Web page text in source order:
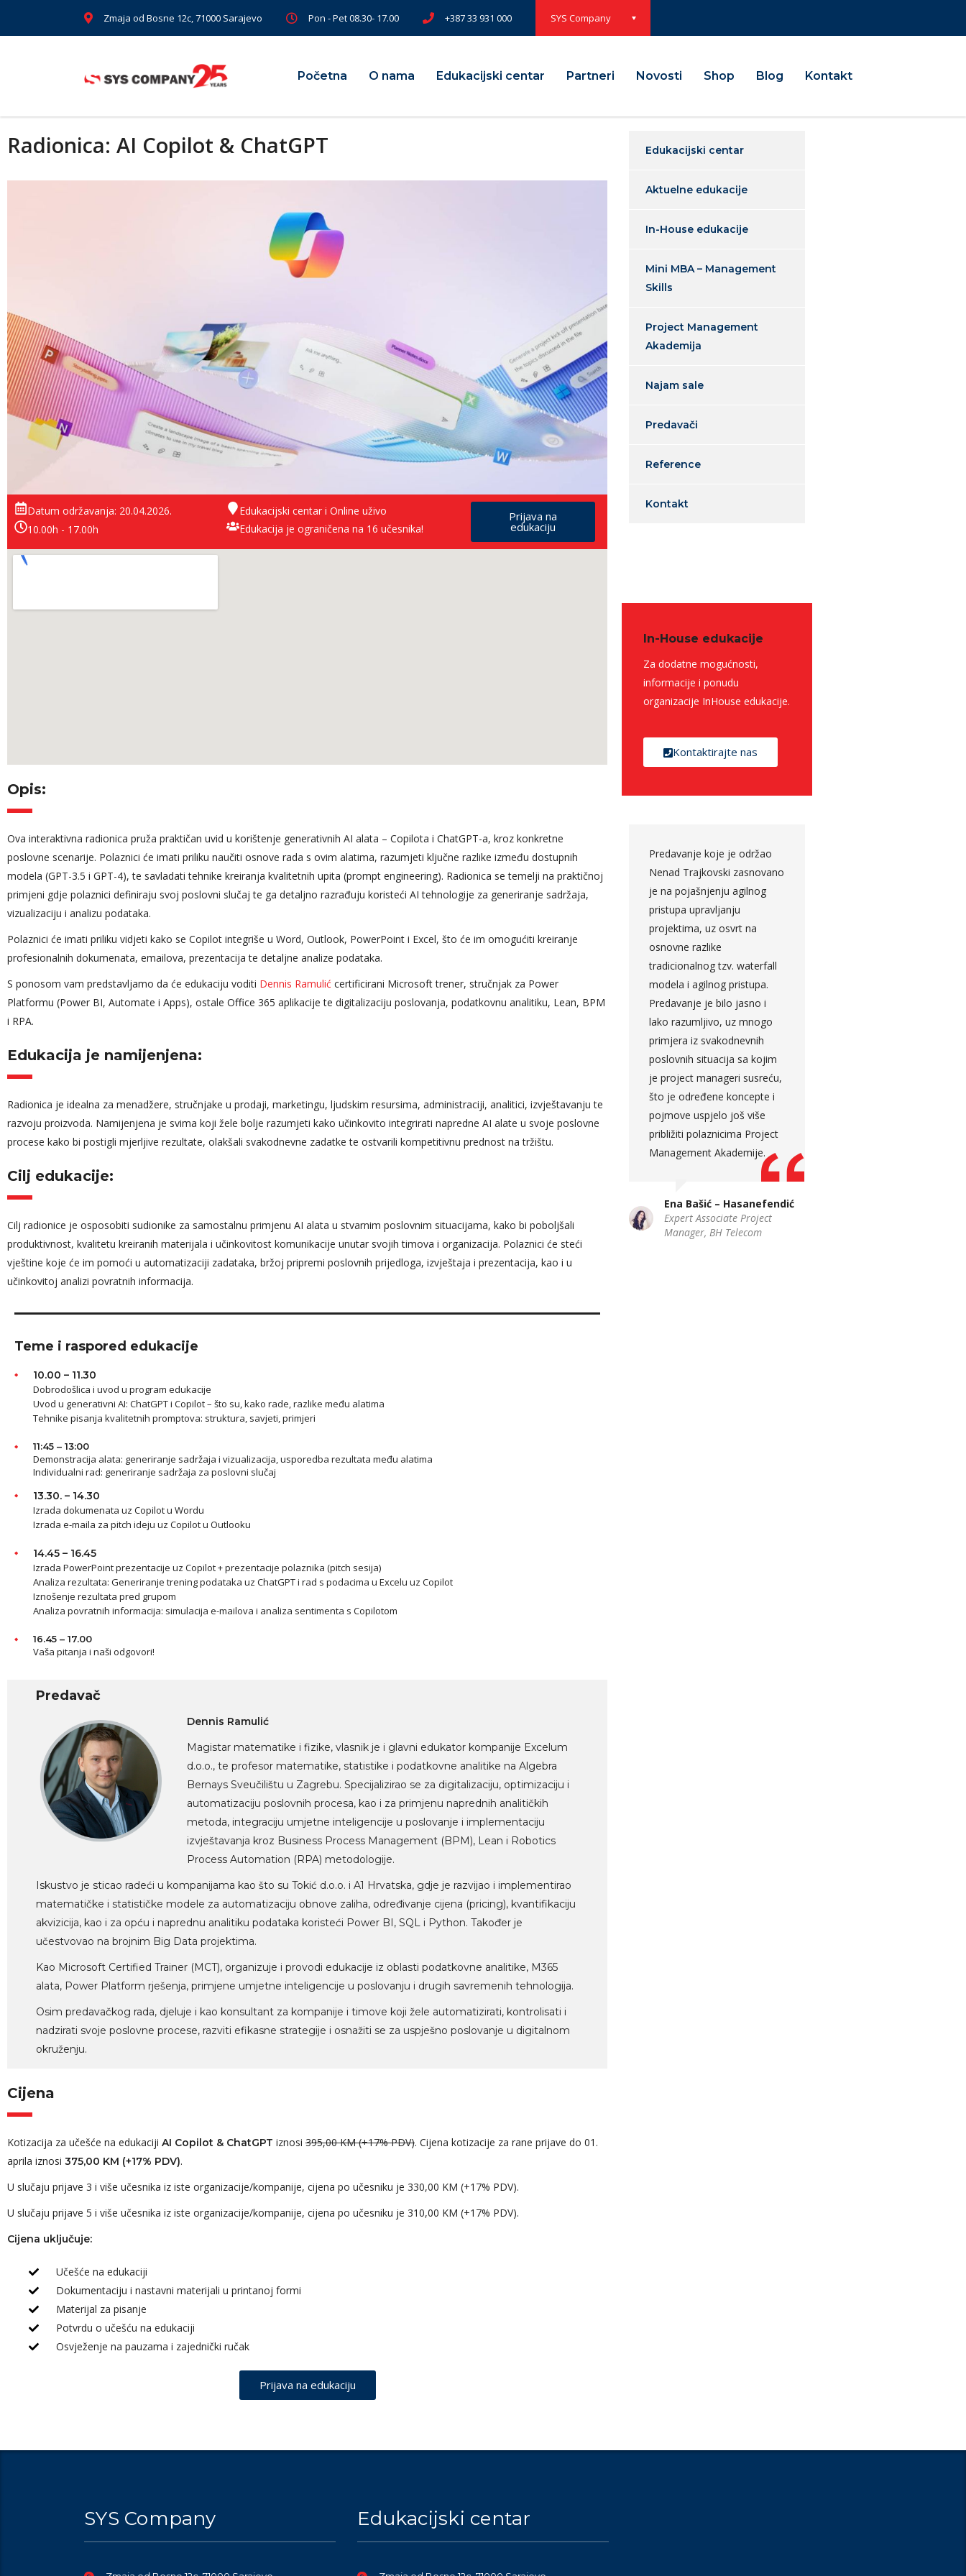
SYS Company
Zmaja od Bosne 12c, 71000 Sarajevo Pon - Pet 08.30- 17.00 +387 33 931 000
Početna O nama Edukacijski centar Partneri Novosti Shop Blog Kontakt
Radionica: AI Copilot & ChatGPT
Datum održavanja: 20.04.2026.
10.00h - 17.00h
Edukacijski centar i Online uživo
Edukacija je ograničena na 16 učesnika!
Prijava na
edukaciju
Opis:
Ova interaktivna radionica pruža praktičan uvid u korištenje generativnih AI alata – Copilota i ChatGPT-a, kroz konkretne
poslovne scenarije. Polaznici će imati priliku naučiti osnove rada s ovim alatima, razumjeti ključne razlike između dostupnih
modela (GPT-3.5 i GPT-4), te savladati tehnike kreiranja kvalitetnih upita (prompt engineering). Radionica se temelji na praktičnoj
primjeni gdje polaznici definiraju svoj poslovni slučaj te ga detaljno razrađuju koristeći AI tehnologije za generiranje sadržaja,
vizualizaciju i analizu podataka.
Polaznici će imati priliku vidjeti kako se Copilot integriše u Word, Outlook, PowerPoint i Excel, što će im omogućiti kreiranje
profesionalnih dokumenata, emailova, prezentacija te detaljne analize podataka.
S ponosom vam predstavljamo da će edukaciju voditi Dennis Ramulić certificirani Microsoft trener, stručnjak za Power
Platformu (Power BI, Automate i Apps), ostale Office 365 aplikacije te digitalizaciju poslovanja, podatkovnu analitiku, Lean, BPM
i RPA.
Edukacija je namijenjena:
Radionica je idealna za menadžere, stručnjake u prodaji, marketingu, ljudskim resursima, administraciji, analitici, izvještavanju te
razvoju proizvoda. Namijenjena je svima koji žele bolje razumjeti kako učinkovito integrirati napredne AI alate u svoje poslovne
procese kako bi postigli mjerljive rezultate, olakšali svakodnevne zadatke te ostvarili kompetitivnu prednost na tržištu.
Cilj edukacije:
Cilj radionice je osposobiti sudionike za samostalnu primjenu AI alata u stvarnim poslovnim situacijama, kako bi poboljšali
produktivnost, kvalitetu kreiranih materijala i učinkovitost komunikacije unutar svojih timova i organizacija. Polaznici će steći
vještine koje će im pomoći u automatizaciji zadataka, bržoj pripremi poslovnih prijedloga, izvještaja i prezentacija, kao i u
učinkovitoj analizi povratnih informacija.
Teme i raspored edukacije
10.00 – 11.30
Dobrodošlica i uvod u program edukacije
Uvod u generativni AI: ChatGPT i Copilot – što su, kako rade, razlike među alatima
Tehnike pisanja kvalitetnih promptova: struktura, savjeti, primjeri
11:45 – 13:00
Demonstracija alata: generiranje sadržaja i vizualizacija, usporedba rezultata među alatima
Individualni rad: generiranje sadržaja za poslovni slučaj
13.30. – 14.30
Izrada dokumenata uz Copilot u Wordu
Izrada e-maila za pitch ideju uz Copilot u Outlooku
14.45 – 16.45
Izrada PowerPoint prezentacije uz Copilot + prezentacije polaznika (pitch sesija)
Analiza rezultata: Generiranje trening podataka uz ChatGPT i rad s podacima u Excelu uz Copilot
Iznošenje rezultata pred grupom
Analiza povratnih informacija: simulacija e-mailova i analiza sentimenta s Copilotom
16.45 – 17.00
Vaša pitanja i naši odgovori!
Predavač
Dennis Ramulić
Magistar matematike i fizike, vlasnik je i glavni edukator kompanije Excelum
d.o.o., te profesor matematike, statistike i podatkovne analitike na Algebra
Bernays Sveučilištu u Zagrebu. Specijalizirao se za digitalizaciju, optimizaciju i
automatizaciju poslovnih procesa, kao i za primjenu naprednih analitičkih
metoda, integraciju umjetne inteligencije u poslovanje i implementaciju
izvještavanja kroz Business Process Management (BPM), Lean i Robotics
Process Automation (RPA) metodologije.
Iskustvo je sticao radeći u kompanijama kao što su Tokić d.o.o. i A1 Hrvatska, gdje je razvijao i implementirao
matematičke i statističke modele za automatizaciju obnove zaliha, određivanje cijena (pricing), kvantifikaciju
akvizicija, kao i za opću i naprednu analitiku podataka koristeći Power BI, SQL i Python. Također je
učestvovao na brojnim Big Data projektima.
Kao Microsoft Certified Trainer (MCT), organizuje i provodi edukacije iz oblasti podatkovne analitike, M365
alata, Power Platform rješenja, primjene umjetne inteligencije u poslovanju i drugih savremenih tehnologija.
Osim predavačkog rada, djeluje i kao konsultant za kompanije i timove koji žele automatizirati, kontrolisati i
nadzirati svoje poslovne procese, razviti efikasne strategije i osnažiti se za uspješno poslovanje u digitalnom
okruženju.
Cijena
Kotizacija za učešće na edukaciji AI Copilot & ChatGPT iznosi 395,00 KM (+17% PDV). Cijena kotizacije za rane prijave do 01.
aprila iznosi 375,00 KM (+17% PDV).
U slučaju prijave 3 i više učesnika iz iste organizacije/kompanije, cijena po učesniku je 330,00 KM (+17% PDV).
U slučaju prijave 5 i više učesnika iz iste organizacije/kompanije, cijena po učesniku je 310,00 KM (+17% PDV).
Cijena uključuje:
Učešće na edukaciji
Dokumentaciju i nastavni materijali u printanoj formi
Materijal za pisanje
Potvrdu o učešću na edukaciji
Osvježenje na pauzama i zajednički ručak
Prijava na edukaciju
Edukacijski centar
Aktuelne edukacije
In-House edukacije
Mini MBA – Management
Skills
Project Management
Akademija
Najam sale
Predavači
Reference
Kontakt
In-House edukacije
Za dodatne mogućnosti,
informacije i ponudu
organizacije InHouse edukacije.
Kontaktirajte nas
Angažovanost predavača
tokom cijelog modula, trud
da slikovito približi ono o
pažnju efikasno tokom
cijelog predavanja.
Kontroling u ljudskim
potencijalima za mene
predstavlja jedan sasvim
računovodstvu, ja smatram
dio uspjela shvatiti dio
kontrolinga.
Predavanje koje je održao
Nenad Trajkovski zasnovano
je na pojašnjenju agilnog
pristupa upravljanju
projektima, uz osvrt na
osnovne razlike
tradicionalnog tzv. waterfall
modela i agilnog pristupa.
Predavanje je bilo jasno i
lako razumljivo, uz mnogo
primjera iz svakodnevnih
poslovnih situacija sa kojim
je project manageri susreću,
što je određene koncepte i
pojmove uspjelo još više
približiti polaznicima Project
Management Akademije.
Ena Bašić – Hasanefendić
Expert Associate Project
Manager, BH Telecom
SYS Company Edukacijski centar